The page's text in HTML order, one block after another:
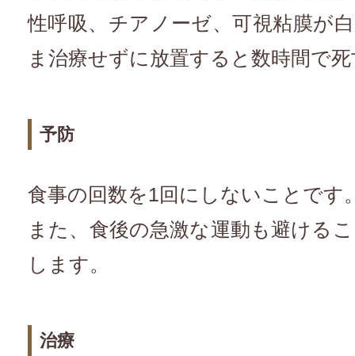
性呼吸、チアノーゼ、可視粘膜が
ま治療せずに放置すると数時間で
予防
食事の回数を1回にしないことです
また、食後の急激な運動も避ける
します。
治療